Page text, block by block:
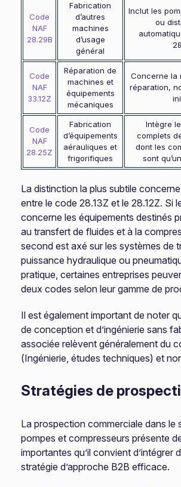
Code
NAF
28.29B
Fabrication
d’autres
machines
d’usage
général
Inclut les
ou
Code
NAF
33.12Z
Réparation de
machines et
équipements
mécaniques
Concerne la
réparation,
Code
NAF
28.25Z
Fabrication
d’équipements
aérauliques et
frigorifiques
Intègre
complets
dont les
sont
La distinction la plus subtile
entre le code 28.13Z et le 28.12Z. Si
concerne les équipements destinés
au transfert de fluides et à la
second est axé sur les systèmes de
puissance hydraulique ou
pratique, certaines entreprises
deux codes selon leur gamme de
Il est également important de noter
de conception et d’ingénierie sans
associée relèvent généralement du
(Ingénierie, études techniques) et
Stratégies de
La prospection commerciale dans le
pompes et compresseurs présente
importantes qu’il convient d’intégrer
stratégie d’approche B2B efficace.